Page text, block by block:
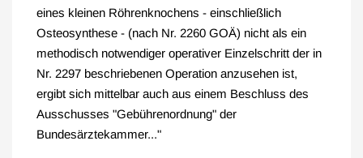
eines kleinen Röhrenknochens - einschließlich
Osteosynthese - (nach Nr. 2260 GOÄ) nicht als ein
methodisch notwendiger operativer Einzelschritt der in
Nr. 2297 beschriebenen Operation anzusehen ist,
ergibt sich mittelbar auch aus einem Beschluss des
Ausschusses "Gebührenordnung" der
Bundesärztekammer..."